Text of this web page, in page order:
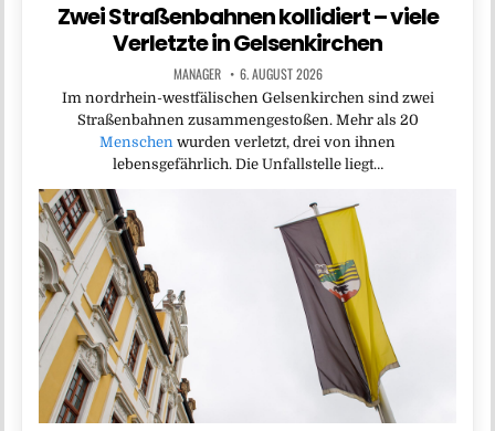
Zwei Straßenbahnen kollidiert – viele
Verletzte in Gelsenkirchen
MANAGER 6. AUGUST 2026
Im nordrhein-westfälischen Gelsenkirchen sind zwei
Straßenbahnen zusammengestoßen. Mehr als 20
Menschen wurden verletzt, drei von ihnen
lebensgefährlich. Die Unfallstelle liegt…